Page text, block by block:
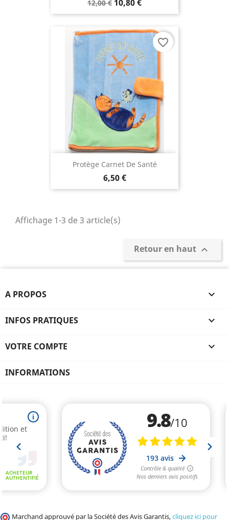
12,00 € 10,80 €
Protège Carnet De Santé
6,50 €
favorite_border
Affichage 1-3 de 3 article(s)
Retour en haut 
A PROPOS 
INFOS PRATIQUES 
VOTRE COMPTE 
INFORMATIONS
Marchand approuvé par la Société des Avis Garantis,cliquez ici pour